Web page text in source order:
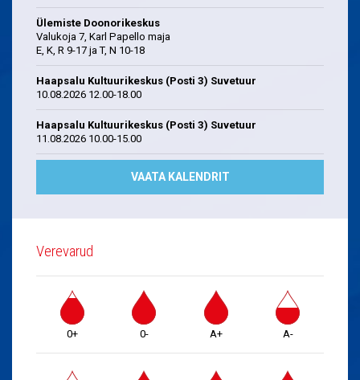
Ülemiste Doonorikeskus
Valukoja 7, Karl Papello maja
E, K, R 9-17 ja T, N 10-18
Haapsalu Kultuurikeskus (Posti 3) Suvetuur
10.08.2026 12.00-18.00
Haapsalu Kultuurikeskus (Posti 3) Suvetuur
11.08.2026 10.00-15.00
VAATA KALENDRIT
Verevarud
0+ 0- A+ A-